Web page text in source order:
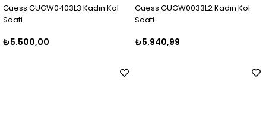
Kadın Kol
Guess GUGW0033L2 Kadın Kol
Guess